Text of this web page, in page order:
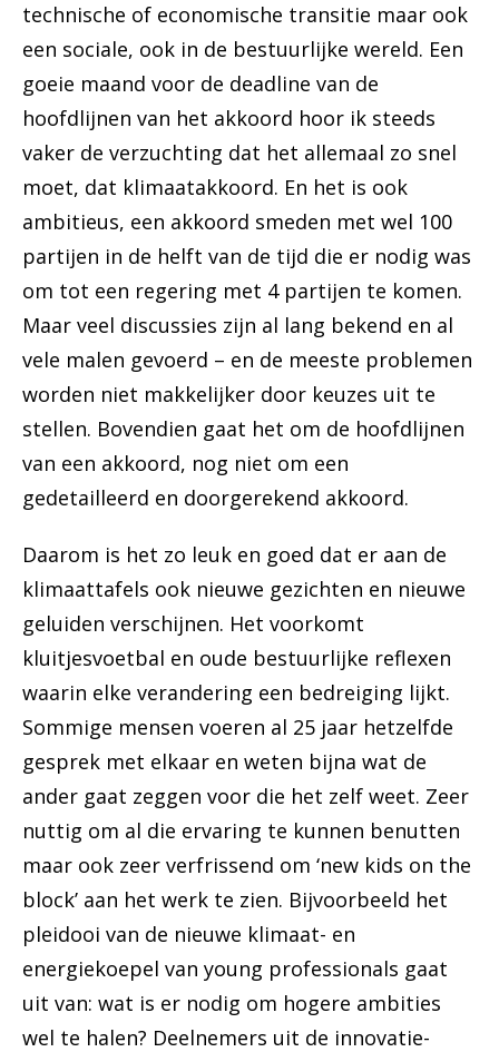
technische of economische transitie maar ook
een sociale, ook in de bestuurlijke wereld. Een
goeie maand voor de deadline van de
hoofdlijnen van het akkoord hoor ik steeds
vaker de verzuchting dat het allemaal zo snel
moet, dat klimaatakkoord. En het is ook
ambitieus, een akkoord smeden met wel 100
partijen in de helft van de tijd die er nodig was
om tot een regering met 4 partijen te komen.
Maar veel discussies zijn al lang bekend en al
vele malen gevoerd – en de meeste problemen
worden niet makkelijker door keuzes uit te
stellen. Bovendien gaat het om de hoofdlijnen
van een akkoord, nog niet om een
gedetailleerd en doorgerekend akkoord.
Daarom is het zo leuk en goed dat er aan de
klimaattafels ook nieuwe gezichten en nieuwe
geluiden verschijnen. Het voorkomt
kluitjesvoetbal en oude bestuurlijke reflexen
waarin elke verandering een bedreiging lijkt.
Sommige mensen voeren al 25 jaar hetzelfde
gesprek met elkaar en weten bijna wat de
ander gaat zeggen voor die het zelf weet. Zeer
nuttig om al die ervaring te kunnen benutten
maar ook zeer verfrissend om ‘new kids on the
block’ aan het werk te zien. Bijvoorbeeld het
pleidooi van de nieuwe klimaat- en
energiekoepel van young professionals gaat
uit van: wat is er nodig om hogere ambities
wel te halen? Deelnemers uit de innovatie-